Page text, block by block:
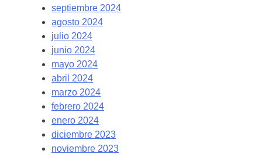
septiembre 2024
agosto 2024
julio 2024
junio 2024
mayo 2024
abril 2024
marzo 2024
febrero 2024
enero 2024
diciembre 2023
noviembre 2023